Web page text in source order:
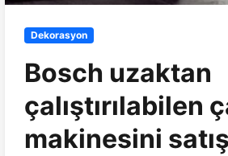
Dekorasyon
Bosch uzaktan
çalıştırılabilen
makinesini